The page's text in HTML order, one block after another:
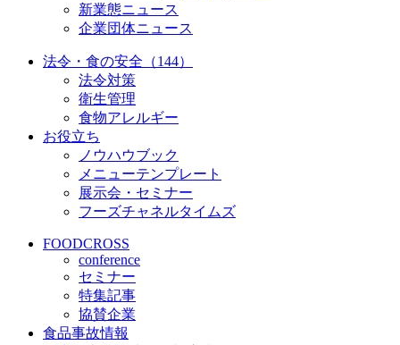
新業態ニュース
企業団体ニュース
法令・食の安全（144）
法令対策
衛生管理
食物アレルギー
お役立ち
ノウハウブック
メニューテンプレート
展示会・セミナー
フーズチャネルタイムズ
FOODCROSS
conference
セミナー
特集記事
協賛企業
食品事故情報